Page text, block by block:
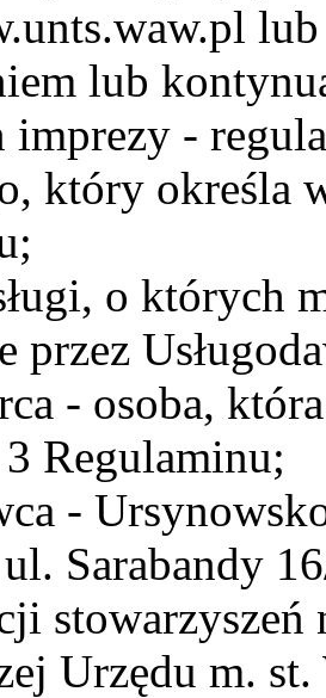
lub
lub
imprezy -
który określa
o których
przez
- osoba,
Regulaminu;
-
Sarabandy
stowarzyszeń
Urzędu m.